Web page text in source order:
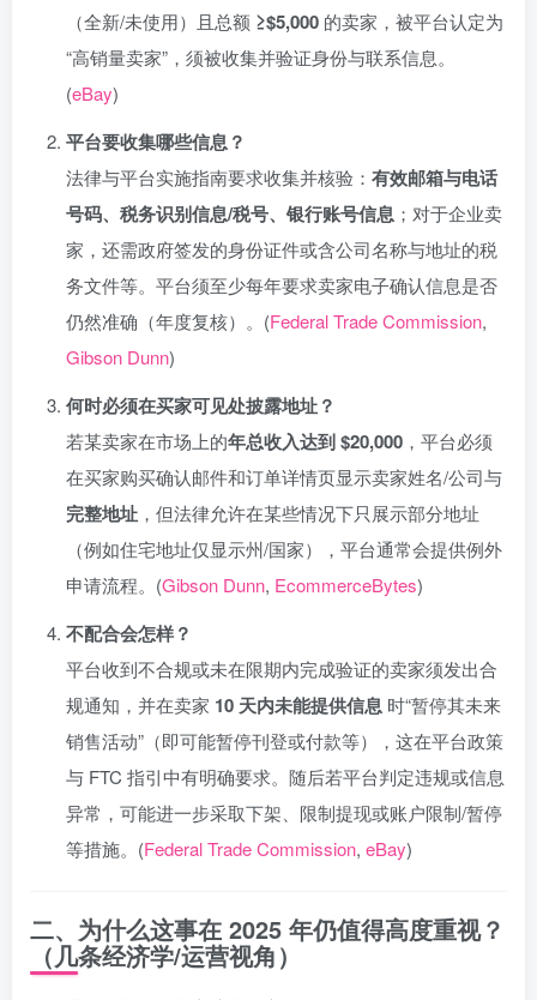
（全新/未使用）且总额 ≥$5,000 的卖家，被平台认定为
“高销量卖家”，须被收集并验证身份与联系信息。
(eBay)
平台要收集哪些信息？
法律与平台实施指南要求收集并核验： 有效邮箱与电话
号码、税务识别信息/税号、银行账号信息 ；对于企业卖
家，还需政府签发的身份证件或含公司名称与地址的税
务文件等。平台须至少每年要求卖家电子确认信息是否
仍然准确（年度复核）。(Federal Trade Commission,
Gibson Dunn)
何时必须在买家可见处披露地址？
若某卖家在市场上的年总收入达到 $20,000 ，平台必须
在买家购买确认邮件和订单详情页显示卖家姓名/公司与
完整地址 ，但法律允许在某些情况下只展示部分地址
（例如住宅地址仅显示州/国家），平台通常会提供例外
申请流程。(Gibson Dunn, EcommerceBytes)
不配合会怎样？
平台收到不合规或未在限期内完成验证的卖家须发出合
规通知，并在卖家 10 天内未能提供信息 时“暂停其未来
销售活动”（即可能暂停刊登或付款等），这在平台政策
与 FTC 指引中有明确要求。随后若平台判定违规或信息
异常，可能进一步采取下架、限制提现或账户限制/暂停
等措施。(Federal Trade Commission, eBay)
二、为什么这事在 2025 年仍值得高度重视？
（几条经济学/运营视角）